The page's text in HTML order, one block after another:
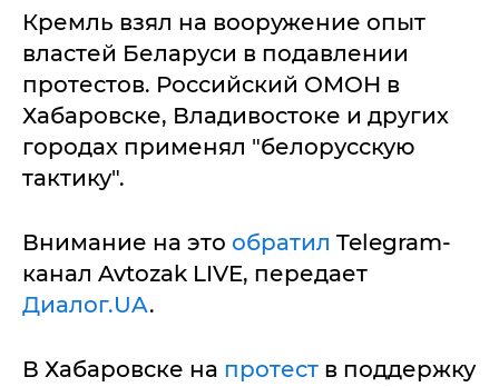
Кремль взял на вооружение опыт
властей Беларуси в подавлении
протестов. Российский ОМОН в
Хабаровске, Владивостоке и других
городах применял "белорусскую
тактику".
Внимание на это обратил Telegram-
канал Avtozak LIVE, передает
Диалог.UA.
В Хабаровске на протест в поддержку